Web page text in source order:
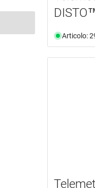
Articolo: